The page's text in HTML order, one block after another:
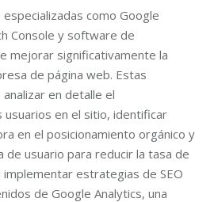
como Google
Console y software de
mejorar significativamente la
de página web. Estas
en detalle el
en el sitio, identificar
en el posicionamiento orgánico y
de usuario para reducir la tasa de
estrategias de SEO
de Google Analytics, una